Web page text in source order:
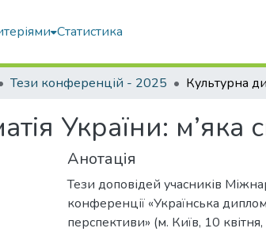
Статистика
Тези конференцій - 2025
України: м’яка
Анотація
Тези доповідей учасників
конференції «Українська
перспективи» (м. Київ, 10